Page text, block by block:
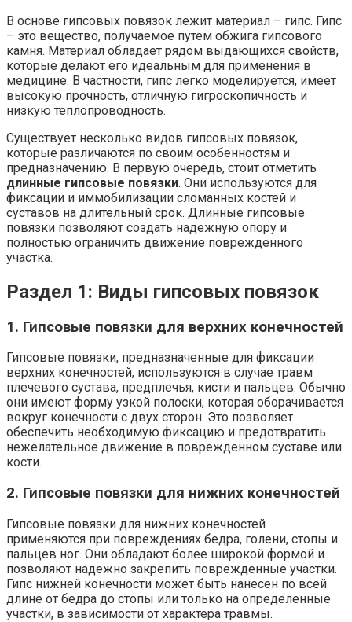
В основе гипсовых повязок лежит материал – гипс. Гипс
– это вещество, получаемое путем обжига гипсового
камня. Материал обладает рядом выдающихся свойств,
которые делают его идеальным для применения в
медицине. В частности, гипс легко моделируется, имеет
высокую прочность, отличную гигроскопичность и
низкую теплопроводность.
Существует несколько видов гипсовых повязок,
которые различаются по своим особенностям и
предназначению. В первую очередь, стоит отметить
длинные гипсовые повязки. Они используются для
фиксации и иммобилизации сломанных костей и
суставов на длительный срок. Длинные гипсовые
повязки позволяют создать надежную опору и
полностью ограничить движение поврежденного
участка.
Раздел 1: Виды гипсовых повязок
1. Гипсовые повязки для верхних конечностей
Гипсовые повязки, предназначенные для фиксации
верхних конечностей, используются в случае травм
плечевого сустава, предплечья, кисти и пальцев. Обычно
они имеют форму узкой полоски, которая оборачивается
вокруг конечности с двух сторон. Это позволяет
обеспечить необходимую фиксацию и предотвратить
нежелательное движение в поврежденном суставе или
кости.
2. Гипсовые повязки для нижних конечностей
Гипсовые повязки для нижних конечностей
применяются при повреждениях бедра, голени, стопы и
пальцев ног. Они обладают более широкой формой и
позволяют надежно закрепить поврежденные участки.
Гипс нижней конечности может быть нанесен по всей
длине от бедра до стопы или только на определенные
участки, в зависимости от характера травмы.